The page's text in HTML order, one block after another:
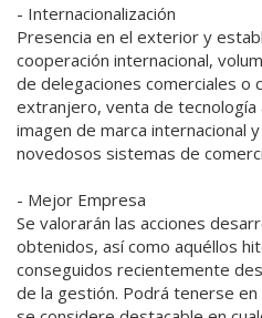
- Internacionalización
Presencia en el exterior y
cooperación internacional,
de delegaciones comerciales o
extranjero, venta de
imagen de marca internacional
novedosos sistemas de
- Mejor Empresa
Se valorarán las acciones
obtenidos, así como aquéllos
conseguidos recientemente
de la gestión. Podrá tenerse en